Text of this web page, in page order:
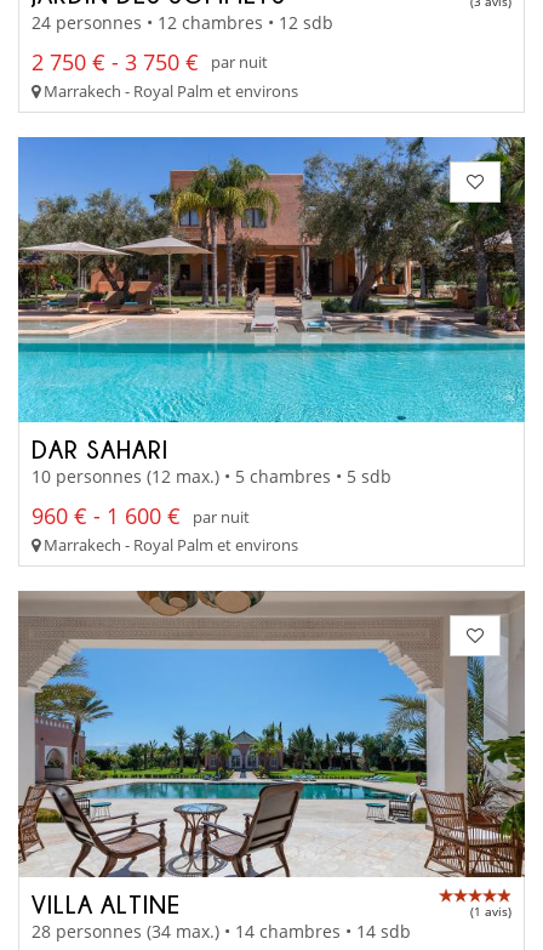
24 personnes • 12 chambres • 12 sdb
2 750 € - 3 750 €
par nuit
Marrakech - Royal Palm et environs
DAR SAHARI
10 personnes (12 max.) • 5 chambres • 5 sdb
960 € - 1 600 €
par nuit
Marrakech - Royal Palm et environs
VILLA ALTINE (1 avis)
28 personnes (34 max.) • 14 chambres • 14 sdb